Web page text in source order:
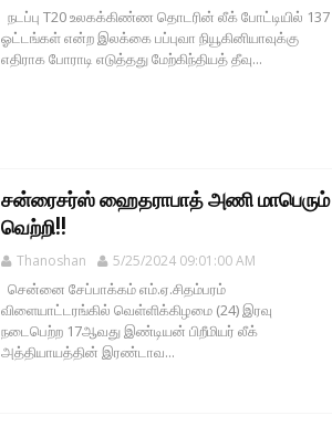
நடப்பு T20 உலகக்கிண்ண தொடரின் லீக் போட்டியில் 137
ஓட்டங்கள் என்ற இலக்கை பப்புவா நியூகினியாவுக்கு
எதிராக போராடி எடுத்தது மேற்கிந்தியத் தீவு...
சன்ரைசர்ஸ் ஹைதராபாத் அணி மாபெரும்
வெற்றி!!
Thanoshan 5/25/2024 09:01:00 AM
சென்னை சேப்பாக்கம் எம்.ஏ.சிதம்பரம்
விளையாட்டரங்கில் வெள்ளிக்கிழமை (24) இரவு
நடைபெற்ற 17ஆவது இண்டியன் பிறீமியர் லீக்
அத்தியாயத்தின் இரண்டாவ...